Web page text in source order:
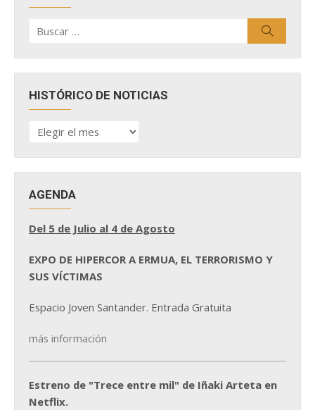
por:
HISTÓRICO DE NOTICIAS
HISTÓRICO
DE
AGENDA
Del 5 de Julio al 4 de Agosto
EXPO DE HIPERCOR A ERMUA, EL TERRORISMO Y
SUS VÍCTIMAS
Espacio Joven Santander. Entrada Gratuita
más información
Estreno de "Trece entre mil" de Iñaki Arteta en
Netflix.